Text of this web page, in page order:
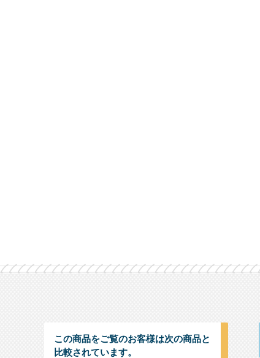
この商品をご覧のお客様は次の商品と
比較されています。